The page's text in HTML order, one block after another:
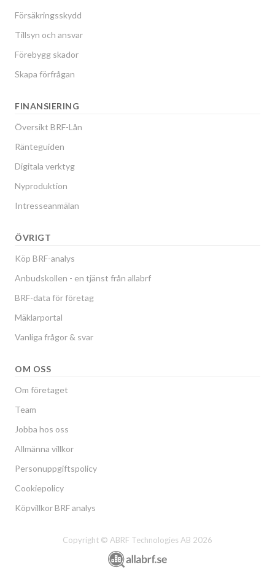
Försäkringsskydd
Tillsyn och ansvar
Förebygg skador
Skapa förfrågan
FINANSIERING
Översikt BRF-Lån
Ränteguiden
Digitala verktyg
Nyproduktion
Intresseanmälan
ÖVRIGT
Köp BRF-analys
Anbudskollen - en tjänst från allabrf
BRF-data för företag
Mäklarportal
Vanliga frågor & svar
OM OSS
Om företaget
Team
Jobba hos oss
Allmänna villkor
Personuppgiftspolicy
Cookiepolicy
Köpvillkor BRF analys
Copyright © ABRF Technologies AB 2026